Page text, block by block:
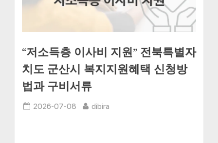
“저소득층 이사비 지원” 전북특별자
치도 군산시 복지지원혜택 신청방
법과 구비서류
Posted
2026-07-08 By
dibira